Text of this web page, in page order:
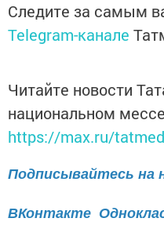
Следите за самым
Telegram-канале
Читайте новости
национальном
https://max.ru/
Подписывайтесь на
ВКонтакте